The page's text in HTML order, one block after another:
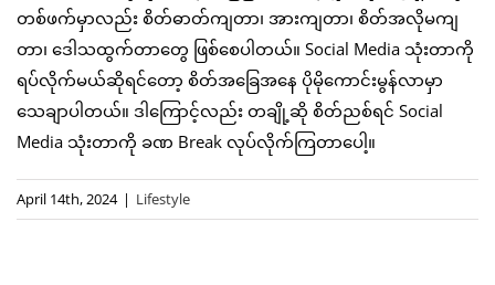
တစ်ဖက်မှာလည်း စိတ်ဓာတ်ကျတာ၊ အားကျတာ၊ စိတ်အလိုမကျ
တာ၊ ဒေါသထွက်တာတွေ ဖြစ်စေပါတယ်။ Social Media သုံးတာကို
ရပ်လိုက်မယ်ဆိုရင်တော့ စိတ်အခြေအနေ ပိုမိုကောင်းမွန်လာမှာ
သေချာပါတယ်။ ဒါကြောင့်လည်း တချို့ဆို စိတ်ညစ်ရင် Social
Media သုံးတာကို ခဏ Break လုပ်လိုက်ကြတာပေါ့။
April 14th, 2024 | Lifestyle